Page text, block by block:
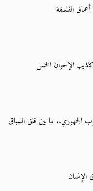
الفلسفة
الإخوان الخمس
الجمهوري.. ما بين قلق السباق
الإنسان